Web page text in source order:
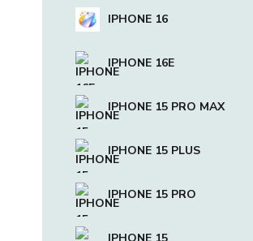
IPHONE 16
IPHONE 16E
IPHONE 15 PRO MAX
IPHONE 15 PLUS
IPHONE 15 PRO